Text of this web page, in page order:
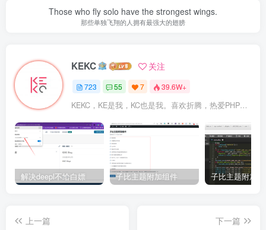
Those who fly solo have the strongest wings.
那些单独飞翔的人拥有最强大的翅膀
KEKC 关注
723 55 7 39.6W+
KEKC，KE是我，KC也是我。喜欢折腾，热爱PHP及WordPress，在学go语言，专注于技术与分享，开发过程序，维护过企业网站。
解决deepl不给白嫖 子比主题附加组件
上一篇
下一篇